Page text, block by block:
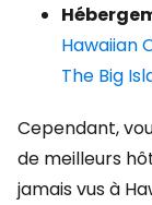
Hawaiian
The Big
Cependant,
de meilleurs
jamais vus à